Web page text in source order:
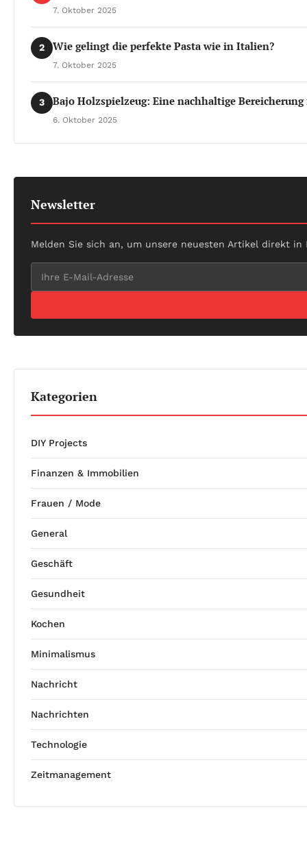
7. Oktober 2025
2 Wie gelingt die perfekte Pasta wie in Italien?
7. Oktober 2025
3 Bajo Holzspielzeug: Eine nachhaltige
6. Oktober 2025
Newsletter
Melden Sie sich an, um unsere neuesten Artikel direkt
Kategorien
DIY Projects
Finanzen & Immobilien
Frauen / Mode
General
Geschäft
Gesundheit
Kochen
Minimalismus
Nachricht
Nachrichten
Technologie
Zeitmanagement